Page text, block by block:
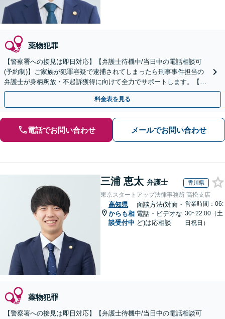
薬物犯罪
【警察署への接見は即日対応】【弁護士待機中/当日中の電話相談可
(予約制)】ご家族が犯罪容疑で逮捕されてしまったら刑事事件担当の
弁護士が身柄釈放・不起訴獲得に向けて全力でサポートします。【毎
月100名以上の相談実績】【全国対応】
料金表を見る
電話でお問い合わせ メールでお問い合わせ
三浦 恵太 弁護士 香川県
東京スタートアップ法律事務所 高松支店
高知県
からも相
談受付中
面談方法(対面・
電話・ビデオな
ど)は応相談
営業時間：06:
30~22:00（土
日祝日）
薬物犯罪
【警察署への接見は即日対応】【弁護士待機中/当日中の電話相談可